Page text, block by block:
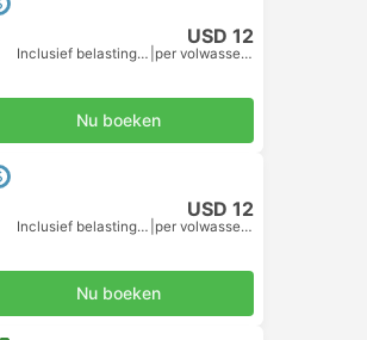
USD 12
Inclusief belastingen per volwassene
Nu boeken
USD 12
Inclusief belastingen per volwassene
Nu boeken